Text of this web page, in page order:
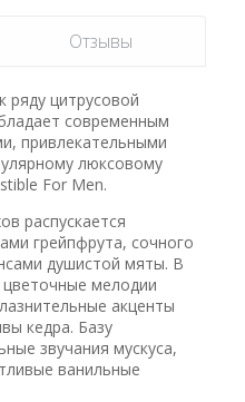
Отзывы
ряду цитрусовой
современным
привлекательными
люксовому
For Men.
распускается
грейпфрута, сочного
душистой мяты. В
цветочные мелодии
акценты
кедра. Базу
звучания мускуса,
ванильные